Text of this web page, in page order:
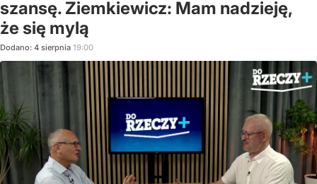
szansę. Ziemkiewicz: Mam nadzieję,
że się mylą
Dodano: 4 sierpnia 19:00